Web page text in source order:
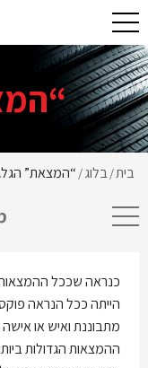
בית/בלוג/ “המצאת”
כנראה שככל
הייתה ככל הנראה
מתבוננת ואיש או
ההמצאות הגדולות